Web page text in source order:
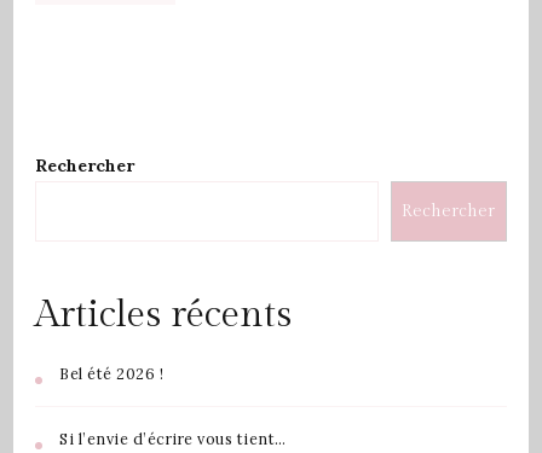
Rechercher
Rechercher
Articles récents
Bel été 2026 !
Si l’envie d’écrire vous tient…